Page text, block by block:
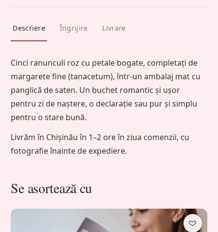
Descriere Îngrijire Livrare
Cinci ranunculi roz cu petale bogate, completați de
margarete fine (tanacetum), într-un ambalaj mat cu
panglică de saten. Un buchet romantic și ușor
pentru zi de naștere, o declarație sau pur și simplu
pentru o stare bună.
Livrăm în Chișinău în 1–2 ore în ziua comenzii, cu
fotografie înainte de expediere.
Se asortează cu